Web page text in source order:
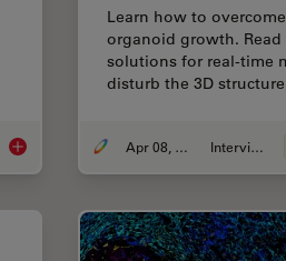
AI Confluency Analysis for Enhanced
Learn how to
organoid growth.
solutions for real-time
disturb the 3D
Apr 08, 2024 Interviews